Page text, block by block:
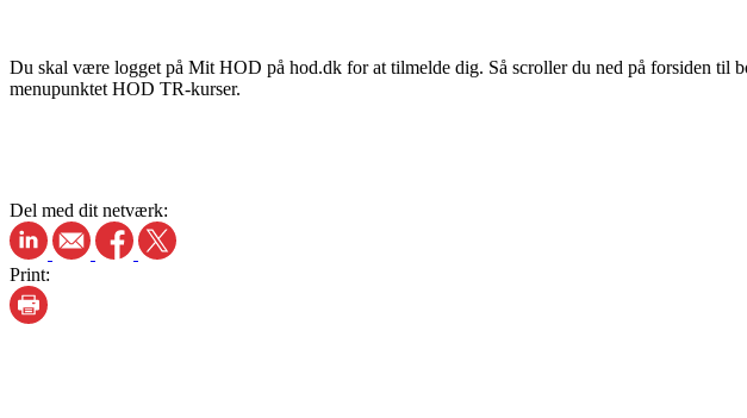
Du skal være logget på Mit HOD på hod.dk for at tilmelde dig. Så scroller du ned på forsiden til
menupunktet HOD TR-kurser.
Del med dit netværk:
Print: